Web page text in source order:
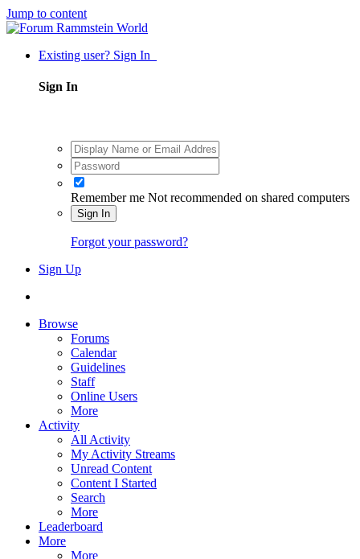
Jump to content
Existing user? Sign In
Sign In
Remember me Not recommended on shared computers
Sign In
Forgot your password?
Sign Up
Browse
Forums
Calendar
Guidelines
Staff
Online Users
More
Activity
All Activity
My Activity Streams
Unread Content
Content I Started
Search
More
Leaderboard
More
More